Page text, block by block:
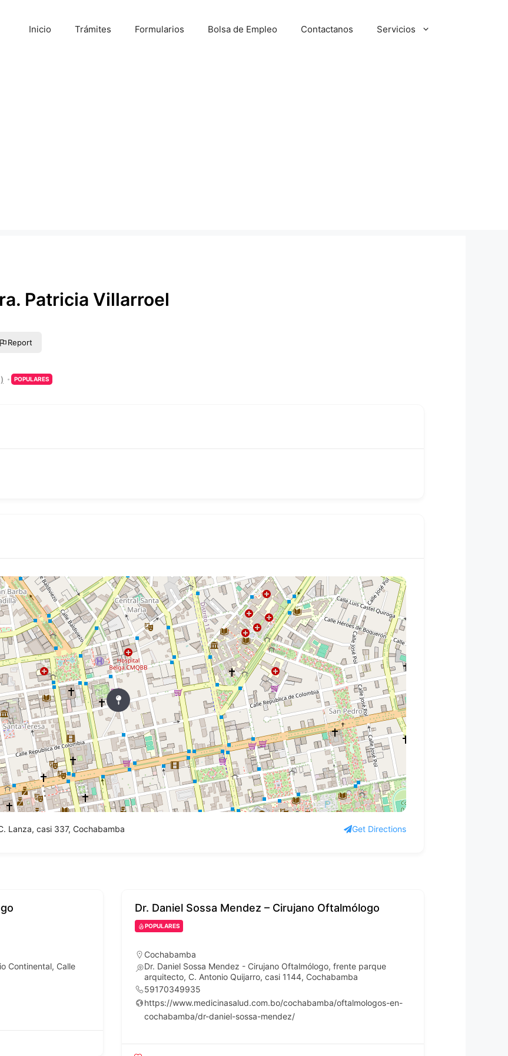
Inicio Trámites Formularios Bolsa de Empleo Contactanos Servicios
Patricia Villarroel
Report
POPULARES
Lanza, casi 337, Cochabamba Get Directions
Continental, Calle
Dr. Daniel Sossa Mendez – Cirujano Oftalmólogo
POPULARES
Cochabamba
Dr. Daniel Sossa Mendez - Cirujano Oftalmólogo, frente parque
arquitecto, C. Antonio Quijarro, casi 1144, Cochabamba
59170349935
https://www.medicinasalud.com.bo/cochabamba/oftalmologos-en-
cochabamba/dr-daniel-sossa-mendez/